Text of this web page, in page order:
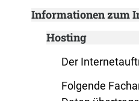
Informationen zum
Hosting
Der
Folgende